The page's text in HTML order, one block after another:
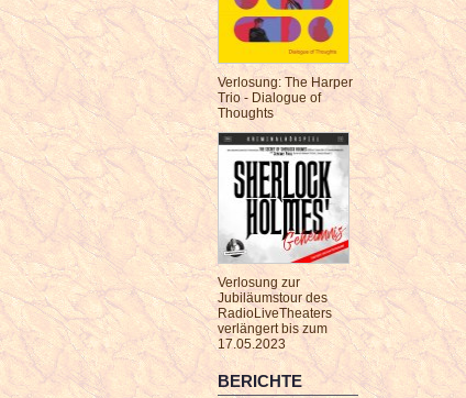
Verlosung: The Harper
Trio - Dialogue of
Thoughts
Verlosung zur
Jubiläumstour des
RadioLiveTheaters
verlängert bis zum
17.05.2023
BERICHTE